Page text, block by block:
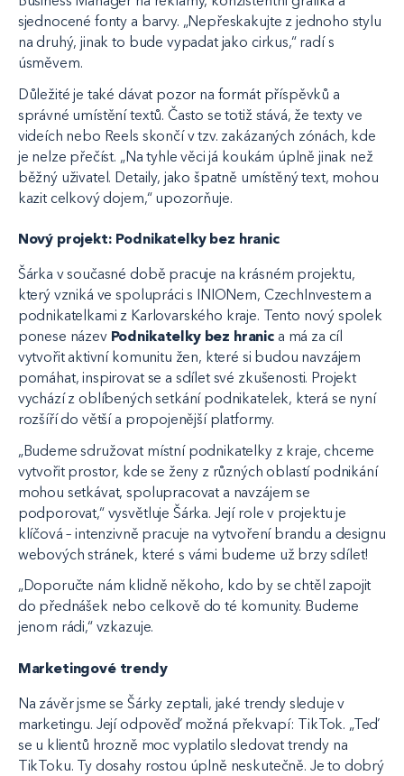
sjednocené fonty a barvy. „Nepřeskakujte z jednoho stylu
na druhý, jinak to bude vypadat jako cirkus,“ radí s
úsměvem.
Důležité je také dávat pozor na formát příspěvků a
správné umístění textů. Často se totiž stává, že texty ve
videích nebo Reels skončí v tzv. zakázaných zónách, kde
je nelze přečíst. „Na tyhle věci já koukám úplně jinak než
běžný uživatel. Detaily, jako špatně umístěný text, mohou
kazit celkový dojem,“ upozorňuje.
Nový projekt: Podnikatelky bez hranic
Šárka v současné době pracuje na krásném projektu,
který vzniká ve spolupráci s INIONem, CzechInvestem a
podnikatelkami z Karlovarského kraje. Tento nový spolek
ponese název Podnikatelky bez hranic a má za cíl
vytvořit aktivní komunitu žen, které si budou navzájem
pomáhat, inspirovat se a sdílet své zkušenosti. Projekt
vychází z oblíbených setkání podnikatelek, která se nyní
rozšíří do větší a propojenější platformy.
„Budeme sdružovat místní podnikatelky z kraje, chceme
vytvořit prostor, kde se ženy z různých oblastí podnikání
mohou setkávat, spolupracovat a navzájem se
podporovat,“ vysvětluje Šárka. Její role v projektu je
klíčová – intenzivně pracuje na vytvoření brandu a designu
webových stránek, které s vámi budeme už brzy sdílet!
„Doporučte nám klidně někoho, kdo by se chtěl zapojit
do přednášek nebo celkově do té komunity. Budeme
jenom rádi,“ vzkazuje.
Marketingové trendy
Na závěr jsme se Šárky zeptali, jaké trendy sleduje v
marketingu. Její odpověď možná překvapí: TikTok. „Teď
se u klientů hrozně moc vyplatilo sledovat trendy na
TikToku. Ty dosahy rostou úplně neskutečně. Je to dobrý